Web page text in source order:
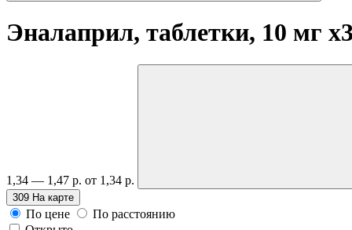
Эналаприл, таблетки, 10 мг
1,34 — 1,47 р. от 1,34 р.
309 На карте
По цене
По расстоянию